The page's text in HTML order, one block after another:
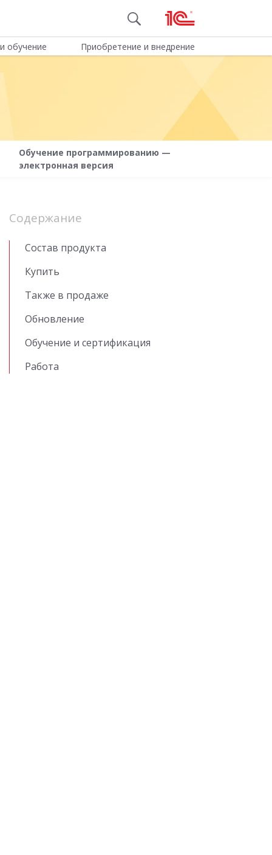
обучение Приобретение и внедрение
Обучение программированию —
электронная версия
Содержание
Состав продукта
Купить
Также в продаже
Обновление
Обучение и сертификация
Работа